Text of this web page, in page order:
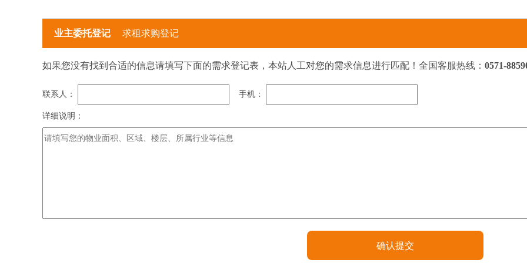
业主委托登记 求租求购登记
如果您没有找到合适的信息请填写下面的需求登记表，本站人工对您的需求信息进行匹配！全国客服热线： 0571-
联系人： 手机：
详细说明：